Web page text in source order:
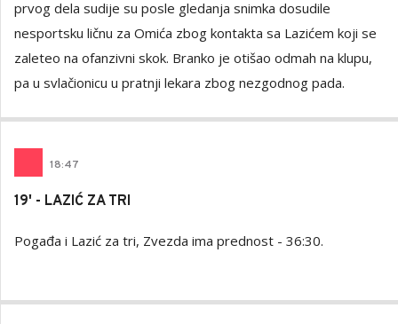
prvog dela sudije su posle gledanja snimka dosudile
nesportsku ličnu za Omića zbog kontakta sa Lazićem koji se
zaleteo na ofanzivni skok. Branko je otišao odmah na klupu,
pa u svlačionicu u pratnji lekara zbog nezgodnog pada.
18:47
19' - LAZIĆ ZA TRI
Pogađa i Lazić za tri, Zvezda ima prednost - 36:30.